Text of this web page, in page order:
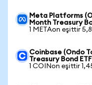
Meta Platforms
Month Treasury
1 METAon eşittir
Coinbase (Ondo
Treasury Bond
1 COINon eşittir